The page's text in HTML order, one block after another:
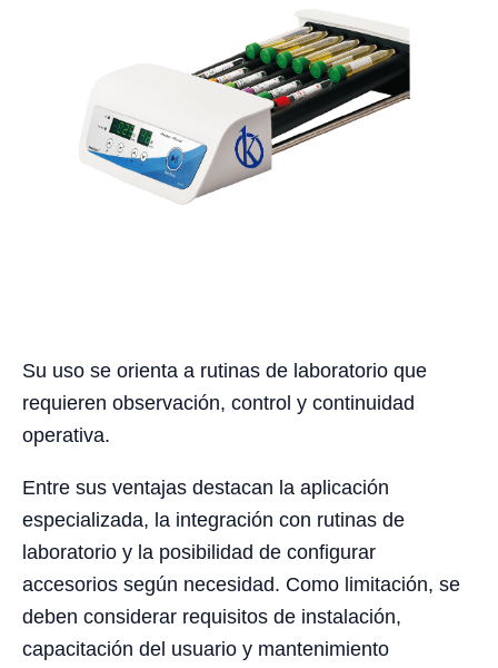
Su uso se orienta a rutinas de laboratorio que
requieren observación, control y continuidad
operativa.
Entre sus ventajas destacan la aplicación
especializada, la integración con rutinas de
laboratorio y la posibilidad de configurar
accesorios según necesidad. Como limitación, se
deben considerar requisitos de instalación,
capacitación del usuario y mantenimiento